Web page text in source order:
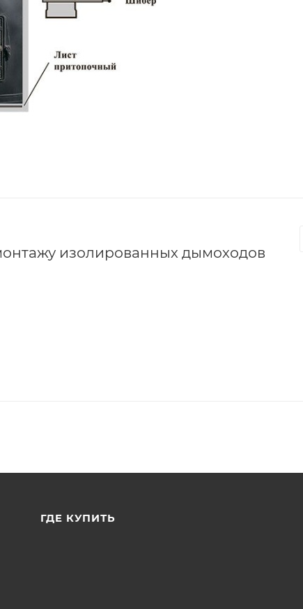
изолированных дымоходов
ГДЕ КУПИТЬ